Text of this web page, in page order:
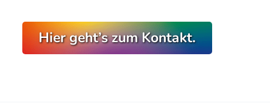
Hier geht’s zum Kontakt.